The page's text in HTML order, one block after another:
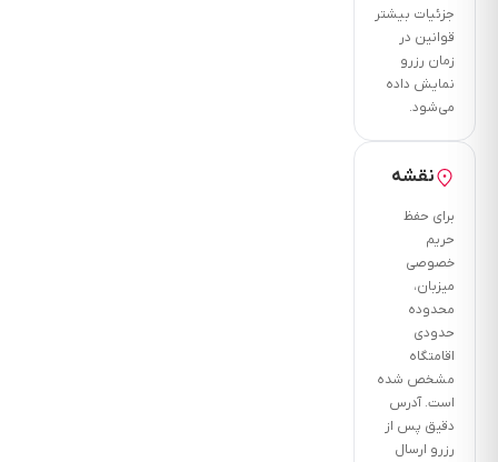
جزئیات بیشتر
قوانین در
زمان رزرو
نمایش داده
می‌شود.
نقشه
برای حفظ
حریم
خصوصی
میزبان،
محدوده
حدودی
اقامتگاه
مشخص شده
است. آدرس
دقیق پس از
رزرو ارسال